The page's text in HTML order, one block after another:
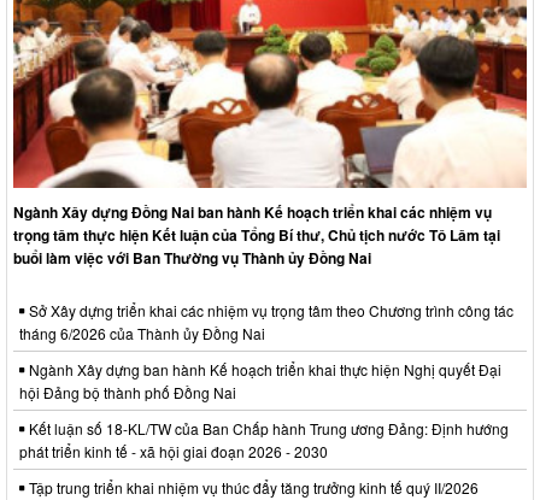
Ngành Xây dựng Đồng Nai ban hành Kế hoạch triển khai các nhiệm vụ
trọng tâm thực hiện Kết luận của Tổng Bí thư, Chủ tịch nước Tô Lâm tại
buổi làm việc với Ban Thường vụ Thành ủy Đồng Nai
Sở Xây dựng triển khai các nhiệm vụ trọng tâm theo Chương trình công tác
tháng 6/2026 của Thành ủy Đồng Nai
Ngành Xây dựng ban hành Kế hoạch triển khai thực hiện Nghị quyết Đại
hội Đảng bộ thành phố Đồng Nai
Kết luận số 18-KL/TW của Ban Chấp hành Trung ương Đảng: Định hướng
phát triển kinh tế - xã hội giai đoạn 2026 - 2030
Tập trung triển khai nhiệm vụ thúc đẩy tăng trưởng kinh tế quý II/2026